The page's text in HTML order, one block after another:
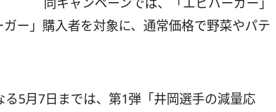
ー」購入者を対象に、通常価格で野菜やパテ
5月7日までは、第1弾「井岡選手の減量応